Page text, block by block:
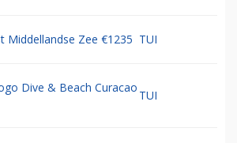
Middellandse Zee €1235 TUI
Dive & Beach Curacao
TUI